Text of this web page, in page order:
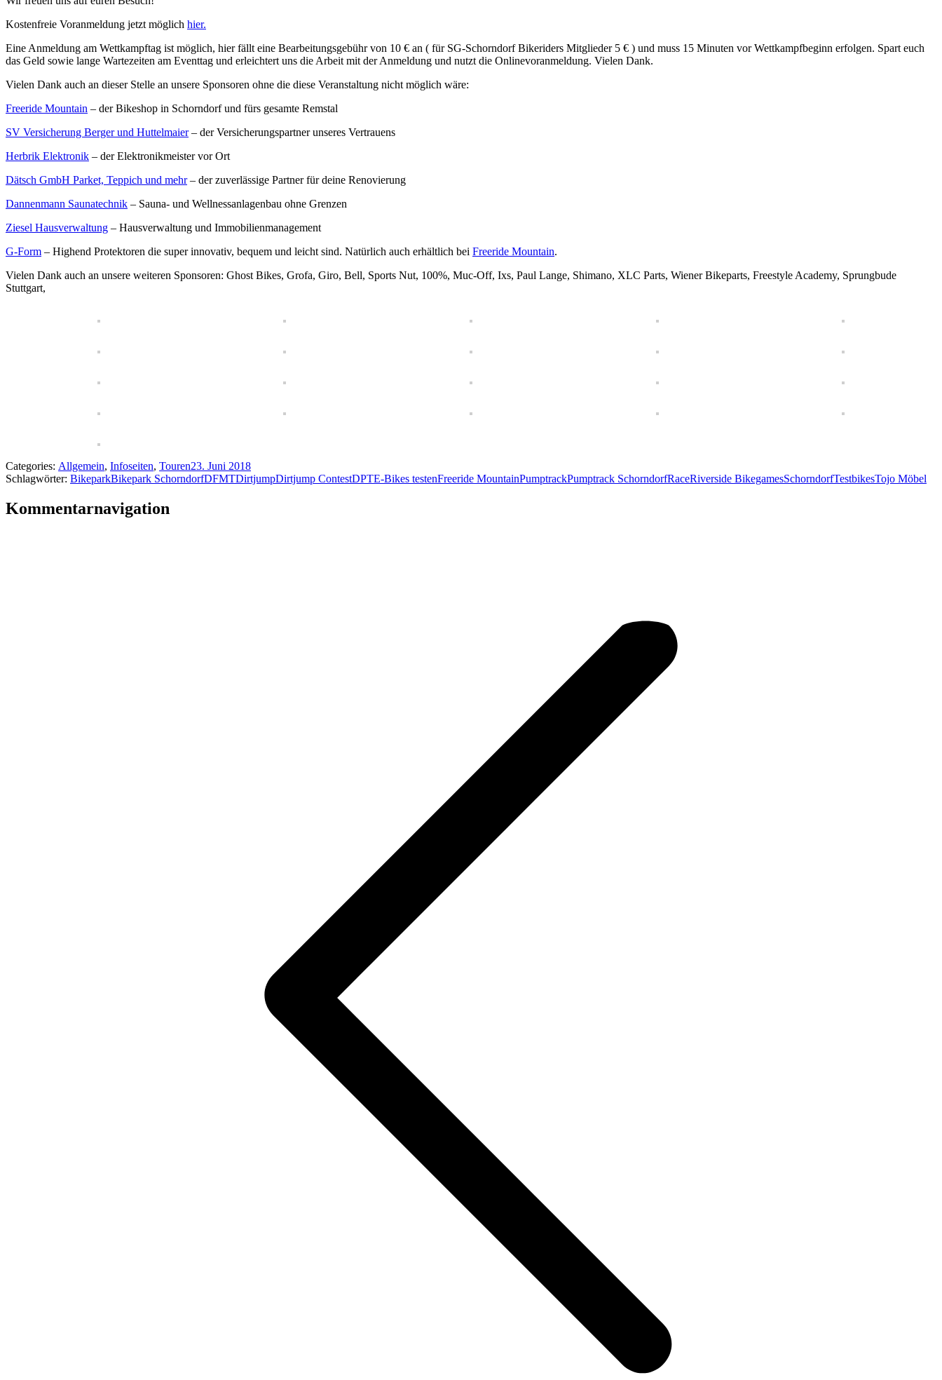
Kostenfreie Voranmeldung jetzt möglich hier.
Eine Anmeldung am Wettkampftag ist möglich, hier fällt eine Bearbeitungsgebühr von 10 € an ( für SG-Schorndorf Bikeriders Mitglieder 5 € ) und muss 15 Minuten vor Wettkampfbeginn erfolgen. Spart euch
das Geld sowie lange Wartezeiten am Eventtag und erleichtert uns die Arbeit mit der Anmeldung und nutzt die Onlinevoranmeldung. Vielen Dank.
Vielen Dank auch an dieser Stelle an unsere Sponsoren ohne die diese Veranstaltung nicht möglich wäre:
Freeride Mountain – der Bikeshop in Schorndorf und fürs gesamte Remstal
SV Versicherung Berger und Huttelmaier– der Versicherungspartner unseres Vertrauens
Herbrik Elektronik – der Elektronikmeister vor Ort
Dätsch GmbH Parket, Teppich und mehr– der zuverlässige Partner für deine Renovierung
Dannenmann Saunatechnik – Sauna- und Wellnessanlagenbau ohne Grenzen
Ziesel Hausverwaltung – Hausverwaltung und Immobilienmanagement
G-Form – Highend Protektoren die super innovativ, bequem und leicht sind. Natürlich auch erhältlich bei Freeride Mountain.
Vielen Dank auch an unsere weiteren Sponsoren: Ghost Bikes, Grofa, Giro, Bell, Sports Nut, 100%, Muc-Off, Ixs, Paul Lange, Shimano, XLC Parts, Wiener Bikeparts, Freestyle Academy, Sprungbude
Stuttgart,
Categories: Allgemein, Infoseiten, Touren23. Juni 2018
Schlagwörter: BikeparkBikepark SchorndorfDFMTDirtjumpDirtjump ContestDPTE-Bikes testenFreeride MountainPumptrackPumptrack SchorndorfRaceRiverside BikegamesSchorndorfTestbikesTojo Möbel
Kommentarnavigation